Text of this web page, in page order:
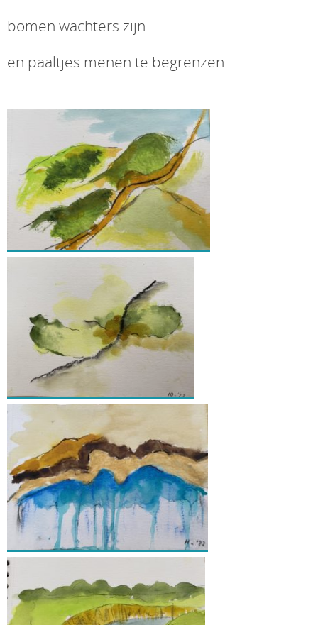
bomen wachters zijn
en paaltjes menen te begrenzen